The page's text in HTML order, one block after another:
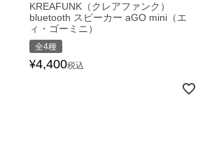
KREAFUNK（クレアファンク）
bluetooth スピーカー aGO mini（エ
ィ・ゴーミニ）
全4種
¥4,400税込